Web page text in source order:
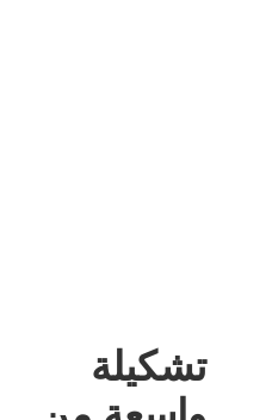
تشكيلة